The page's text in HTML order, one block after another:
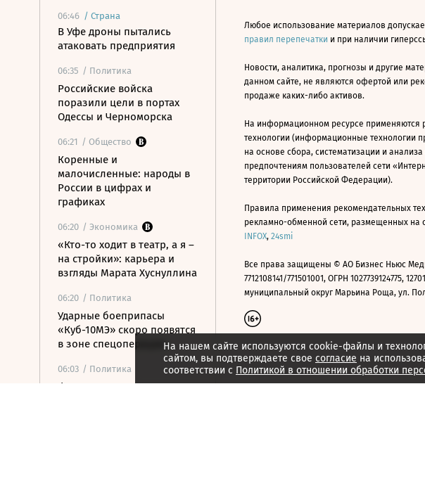
06:46 / Страна
В Уфе дроны пытались
атаковать предприятия
06:35 / Политика
Российские войска
поразили цели в портах
Одессы и Черноморска
06:21 / Общество
Коренные и
малочисленные: народы в
России в цифрах и
графиках
06:20 / Экономика
«Кто-то ходит в театр, а я –
на стройки»: карьера и
взгляды Марата Хуснуллина
06:20 / Политика
Ударные боеприпасы
«Куб-10МЭ» скоро появятся
в зоне спецоперации
06:03 / Политика
Финляндия отказалась
На нашем сайте используются cookie-файлы и
сайтом, вы подтверждаете свое согласие на
соответствии с Политикой в отношении обработки
Любое использование материалов
правил перепечатки и при наличии
Новости, аналитика, прогнозы и другие
данном сайте, не являются офертой или
продаже каких-либо активов.
На информационном ресурсе применяются
технологии (информационные технологии
на основе сбора, систематизации и
предпочтениям пользователей сети
территории Российской Федерации).
Правила применения рекомендательных
рекламно-обменной сети, размещенных на
INFOX, 24smi
Все права защищены © АО Бизнес Ньюс
7712108141/771501001, ОГРН 1027739124775,
муниципальный округ Марьина Роща, ул.